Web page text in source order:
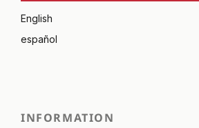
English
español
INFORMATION